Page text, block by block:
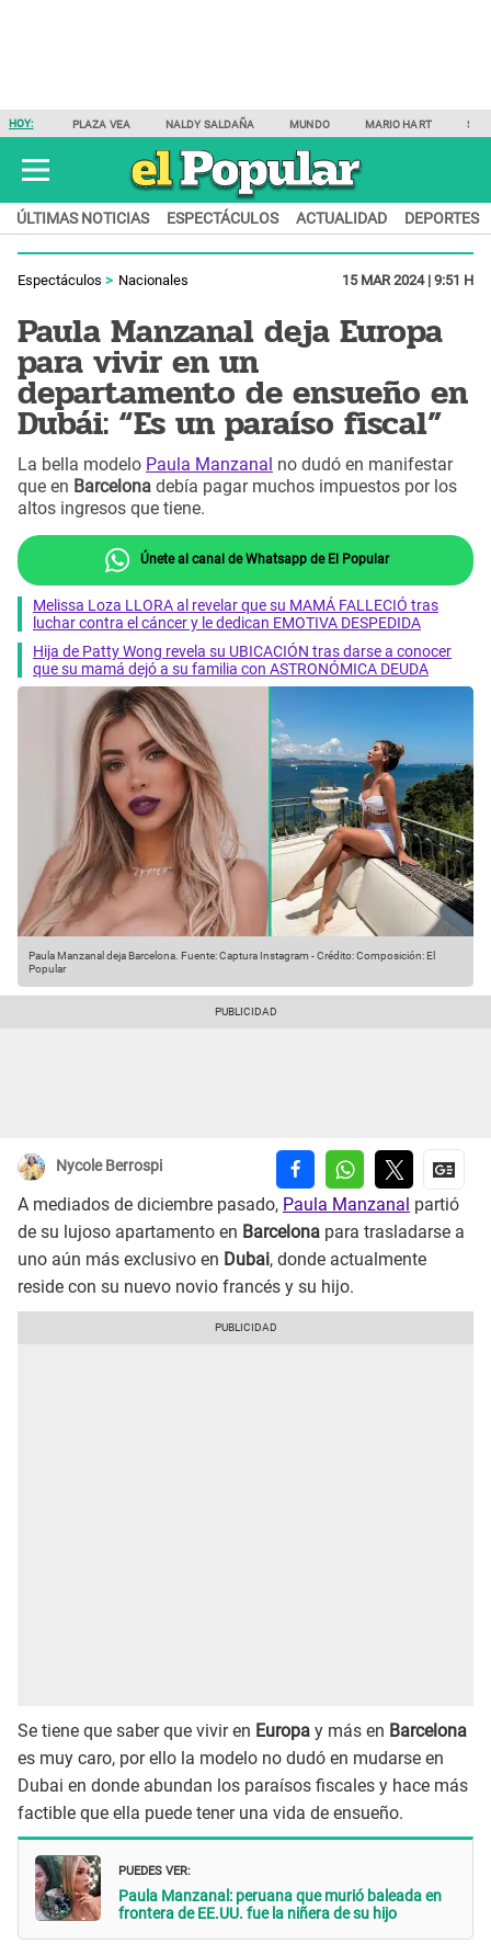
HOY: PLAZA VEA NALDY SALDAÑA MUNDO MARIO HART
ÚLTIMAS NOTICIAS ESPECTÁCULOS ACTUALIDAD DEPORTES
Espectáculos Nacionales 15 MAR 2024 | 9:51 H
Paula Manzanal deja Europa
para vivir en un
departamento de ensueño en
Dubái: “Es un paraíso fiscal”
La bella modelo Paula Manzanal no dudó en manifestar
que en Barcelona debía pagar muchos impuestos por los
altos ingresos que tiene.
Únete al canal de Whatsapp de El Popular
Melissa Loza LLORA al revelar que su MAMÁ FALLECIÓ tras
luchar contra el cáncer y le dedican EMOTIVA DESPEDIDA
Hija de Patty Wong revela su UBICACIÓN tras darse a conocer
que su mamá dejó a su familia con ASTRONÓMICA DEUDA
Paula Manzanal deja Barcelona. Fuente: Captura Instagram -Crédito: Composición: El
Popular
Nycole Berrospi
A mediados de diciembre pasado, Paula Manzanal partió
de su lujoso apartamento en Barcelona para trasladarse a
uno aún más exclusivo en Dubai, donde actualmente
reside con su nuevo novio francés y su hijo.
Se tiene que saber que vivir en Europa y más en Barcelona
es muy caro, por ello la modelo no dudó en mudarse en
Dubai en donde abundan los paraísos fiscales y hace más
factible que ella puede tener una vida de ensueño.
PUEDES VER:
Paula Manzanal: peruana que murió baleada en
frontera de EE.UU. fue la niñera de su hijo